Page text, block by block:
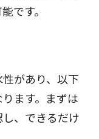
です。
があり、以下
ます。まずは
、できるだけ